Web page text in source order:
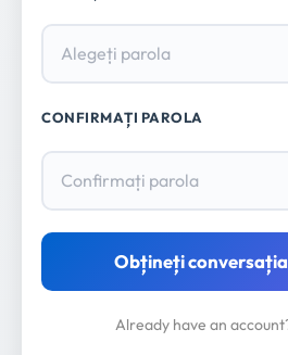
CONFIRMAȚI PAROLA
Obțineți
Already have an